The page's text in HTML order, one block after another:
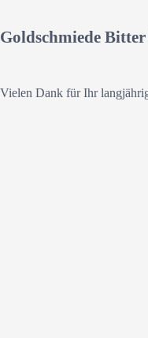
Goldschmiede
Vielen Dank für Ihr